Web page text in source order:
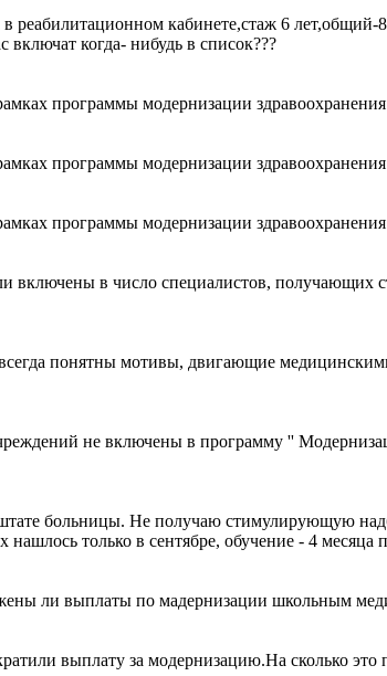
реабилитационном кабинете,стаж 6
когда- нибудь в список???
программы модернизации
программы модернизации здравоохранения
программы модернизации здравоохранения
включены в число специалистов,
понятны мотивы, двигающие
не включены в программу ''
штате больницы. Не получаю стимулирующую
только в сентябре, обучение - 4
ли выплаты по мадернизации школьным
выплату за модернизацию.На сколько